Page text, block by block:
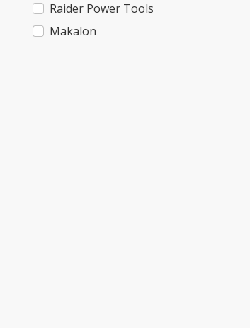
Raider Power Tools
Makalon